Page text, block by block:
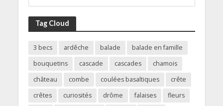
Tag Cloud
3 becs ardêche balade
balade en famille
bouquetins
cascade cascades
chamois
château
combe coulées basaltiques
crête
crêtes
curiosités drôme falaises
fleurs